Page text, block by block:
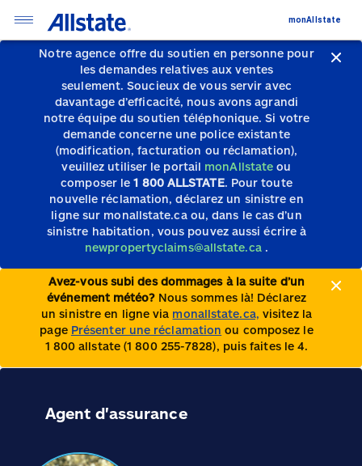
Notre agence offre du soutien en personne pour
les demandes relatives aux ventes
seulement.Soucieux de vous servir avec
davantage d’efficacité, nous avons agrandi
notre équipe du soutien téléphonique.Si votre
demande concerne une police existante
(modification, facturation ou réclamation),
veuillez utiliser le portail monAllstate ou
composer le1 800 ALLSTATE. Pour toute
nouvelle réclamation, déclarez un sinistre en
ligne sur monallstate.ca ou, dans le cas d’un
sinistre habitation, vous pouvez aussi écrire à
newpropertyclaims@allstate.ca .
Avez-vous subi des dommages à la suite d’un
événement météo? Nous sommes là! Déclarez
un sinistre en ligne via monallstate.ca, visitez la
page Présenter une réclamation ou composez le
1 800 allstate (1 800 255-7828), puis faites le 4.
monAllstate
Agent d'assurance